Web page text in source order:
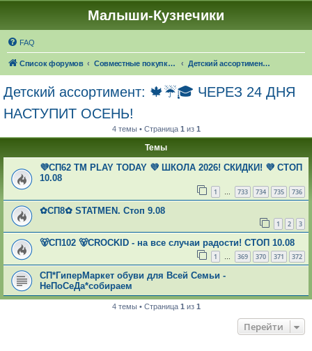
Малыши-Кузнечики
FAQ
Список форумов Совместные покупки "Малыши-Кузнечики" Детский ассортимент: 🍁☔🎓 ЧЕРЕЗ 24 ДНЯ НАСТУПИТ ОСЕНЬ!
Детский ассортимент: 🍁☔🎓 ЧЕРЕЗ 24 ДНЯ
НАСТУПИТ ОСЕНЬ!
4 темы • Страница 1 из 1
Темы
💜СП62 ТМ PLAY TODAY 💜 ШКОЛА 2026! СКИДКИ! 💜 СТОП
10.08
1 … 733 734 735 736
✿СП8✿ STATMEN. Стоп 9.08
1 2 3
🐻СП102 🐻CROCKID - на все случаи радости! СТОП 10.08
1 … 369 370 371 372
СП*ГиперМаркет обуви для Всей Семьи -
НеПоСеДа*собираем
4 темы • Страница 1 из 1
Перейти